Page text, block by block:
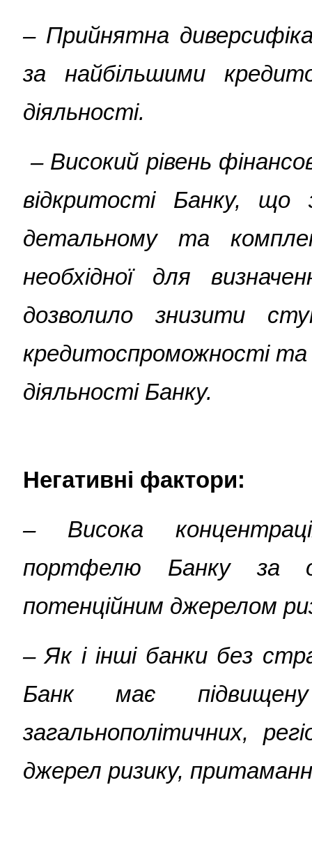
– Прийнятна
за найбільшими
діяльності.
– Високий рівень
відкритості Банку, що
детальному та
необхідної для
дозволило знизити
кредитоспроможності та
діяльності Банку.
Негативні фактори:
– Висока
портфелю Банку за
потенційним джерелом
– Як і інші банки без
Банк має
загальнополітичних,
джерел ризику,